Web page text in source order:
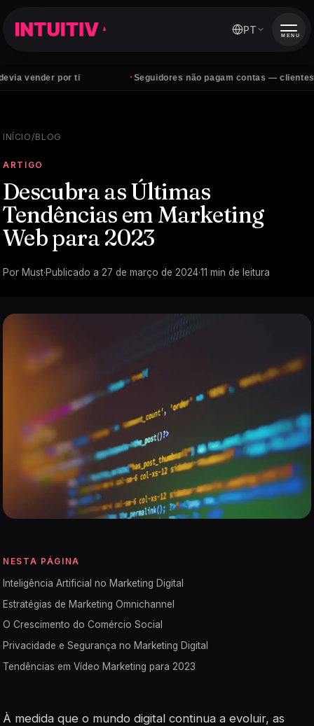
por ti Seguidores não pagam contas — clientes sim
PT MENU
INÍCIO/BLOG
ARTIGO
Descubra as Últimas
Tendências em Marketing
Web para 2023
Por Must·Publicado a 27 de março de 2024·11 min de leitura
NESTA PÁGINA
Inteligência Artificial no Marketing Digital
Estratégias de Marketing Omnichannel
O Crescimento do Comércio Social
Privacidade e Segurança no Marketing Digital
Tendências em Vídeo Marketing para 2023
À medida que o mundo digital continua a evoluir, as